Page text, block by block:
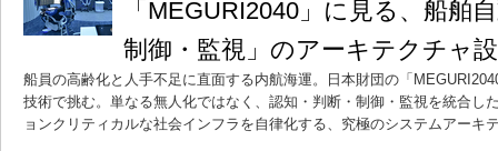
「MEGURI2040」に見る、船舶
制御・監視」のアーキテクチャ
船員の高齢化と人手不足に直面する内航海運。日本財団の「
技術で挑む。単なる無人化ではなく、認知・判断・制御・監視を統合し
ョンクリティカルな社会インフラを自律化する、究極のシステムアーキ